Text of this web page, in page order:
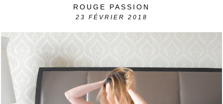
ROUGE PASSION
23 FÉVRIER 2018